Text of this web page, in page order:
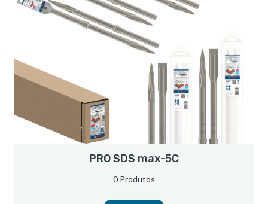
PRO SDS max-5C
0 Produtos